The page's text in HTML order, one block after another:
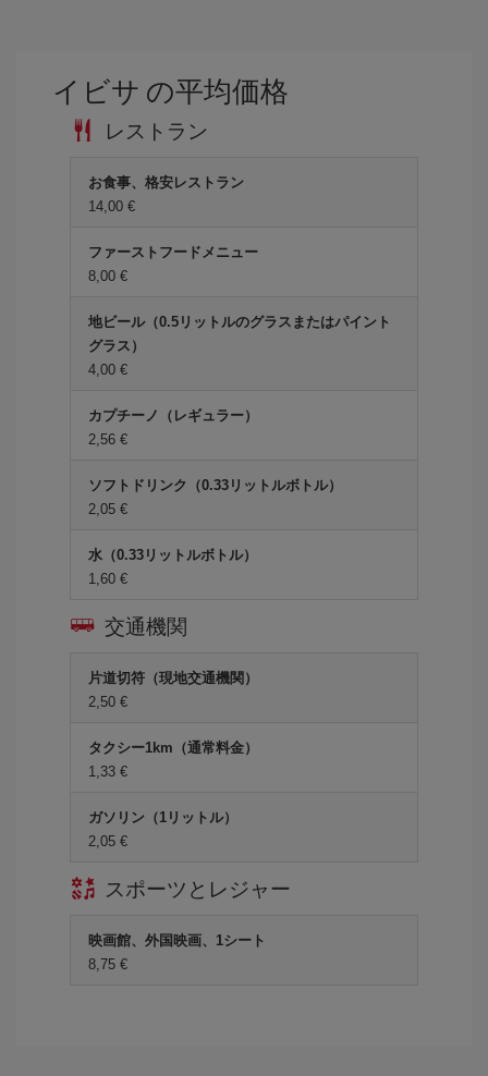
イビサ の平均価格
レストラン
お食事、格安レストラン
14,00 €
ファーストフードメニュー
8,00 €
地ビール（0.5リットルのグラスまたはパイント
グラス）
4,00 €
カプチーノ（レギュラー）
2,56 €
ソフトドリンク（0.33リットルボトル）
2,05 €
水（0.33リットルボトル）
1,60 €
交通機関
片道切符（現地交通機関）
2,50 €
タクシー1km（通常料金）
1,33 €
ガソリン（1リットル）
2,05 €
スポーツとレジャー
映画館、外国映画、1シート
8,75 €